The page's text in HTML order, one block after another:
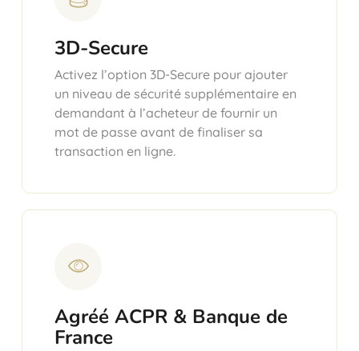
3D-Secure
Activez l’option 3D-Secure pour ajouter
un niveau de sécurité supplémentaire en
demandant à l’acheteur de fournir un
mot de passe avant de finaliser sa
transaction en ligne.
Agréé ACPR & Banque de
France